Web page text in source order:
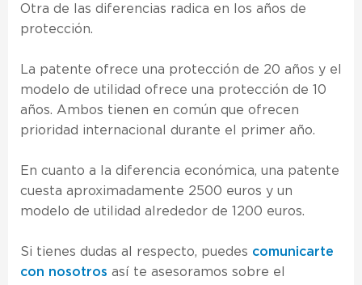
Otra de las diferencias radica en los años de
protección.
La patente ofrece una protección de 20 años y el
modelo de utilidad ofrece una protección de 10
años. Ambos tienen en común que ofrecen
prioridad internacional durante el primer año.
En cuanto a la diferencia económica, una patente
cuesta aproximadamente 2500 euros y un
modelo de utilidad alrededor de 1200 euros.
Si tienes dudas al respecto, puedes comunicarte
con nosotros así te asesoramos sobre el